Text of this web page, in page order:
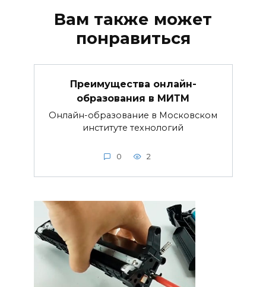
Вам также может
понравиться
Преимущества онлайн-
образования в МИТМ
Онлайн-образование в Московском
институте технологий
0 2